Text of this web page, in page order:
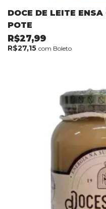
DOCE DE LEITE
POTE
R$27,99
R$27,15 com Boleto